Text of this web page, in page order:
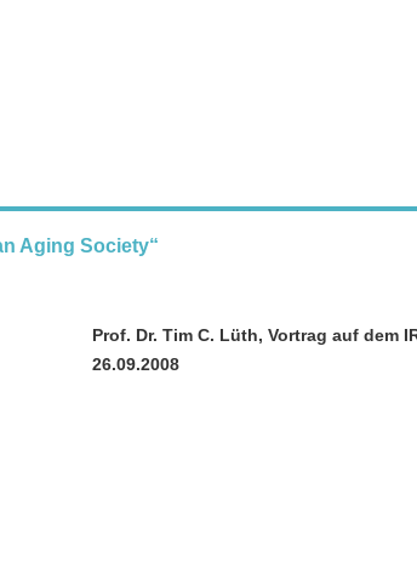
Aging Society“
Prof. Dr. Tim C. Lüth, Vortrag auf dem
26.09.2008